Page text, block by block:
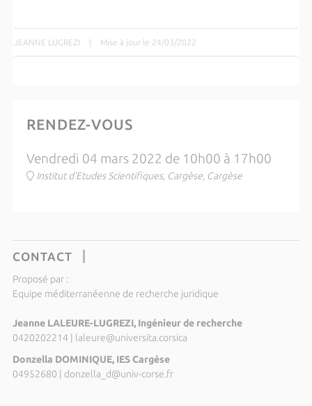
JEANNE LUGREZI | Mise à jour le 24/03/2022
RENDEZ-VOUS
Vendredi 04 mars 2022 de 10h00 à 17h00
Institut d'Etudes Scientifiques, Cargèse, Cargèse
CONTACT
Proposé par :
Equipe méditerranéenne de recherche juridique
Jeanne LALEURE-LUGREZI, Ingénieur de recherche
0420202214
laleure@universita.corsica
Donzella DOMINIQUE, IES Cargèse
04952680
donzella_d@univ-corse.fr